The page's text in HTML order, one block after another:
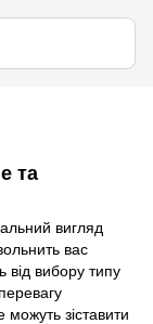
та
вигляд
вас
від вибору типу
зіставити